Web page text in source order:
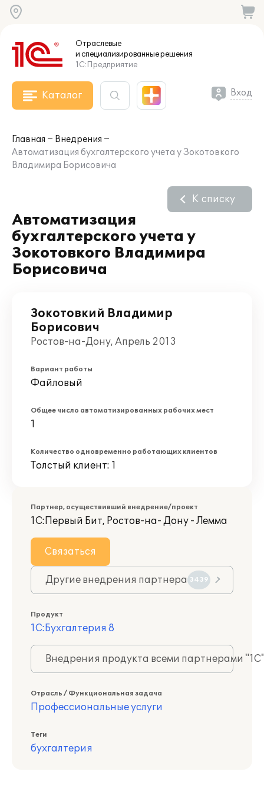
Отраслевые
и специализированныерешения
1С:Предприятие
Каталог Вход
Главная
Внедрения
Автоматизация бухгалтерского учета у Зокотовкого
Владимира Борисовича
Автоматизация
бухгалтерского учета у
Зокотовкого Владимира
Борисовича
К списку
Зокотовкий Владимир
Борисович
Ростов-на-Дону, Апрель 2013
Вариант работы
Файловый
Общее число автоматизированных рабочих мест
1
Количество одновременно работающих клиентов
Толстый клиент: 1
Партнер, осуществивший внедрение/проект
1С:Первый Бит, Ростов-на- Дону - Лемма
Связаться
Другие внедрения партнера 3439
Продукт
1С:Бухгалтерия 8
Внедрения продукта всеми партнерами
Отрасль / Функциональная задача
Профессиональные услуги
Теги
бухгалтерия